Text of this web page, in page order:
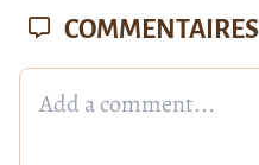
COMMENTAIRES